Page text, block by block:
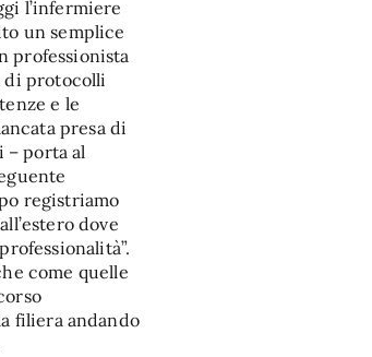
l’infermiere
un semplice
professionista
di protocolli
e le
presa di
– porta al
registriamo
dove
come quelle
filiera andando